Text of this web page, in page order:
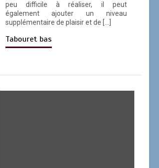
peu difficile à réaliser, il peut
également ajouter un niveau
supplémentaire de plaisir et de […]
Tabouret bas